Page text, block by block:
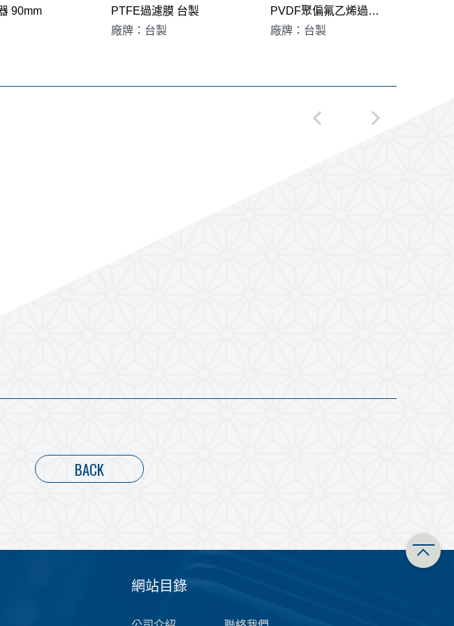
90mm
PTFE過濾膜 台製
廠牌：台製
PVDF聚偏氟乙烯過濾膜 台製
廠牌：台製
BACK
網站目錄